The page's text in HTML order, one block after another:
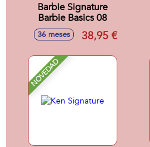
Barbie Signature
Barbie Basics 08
36 meses 38,95 €
NOVEDAD